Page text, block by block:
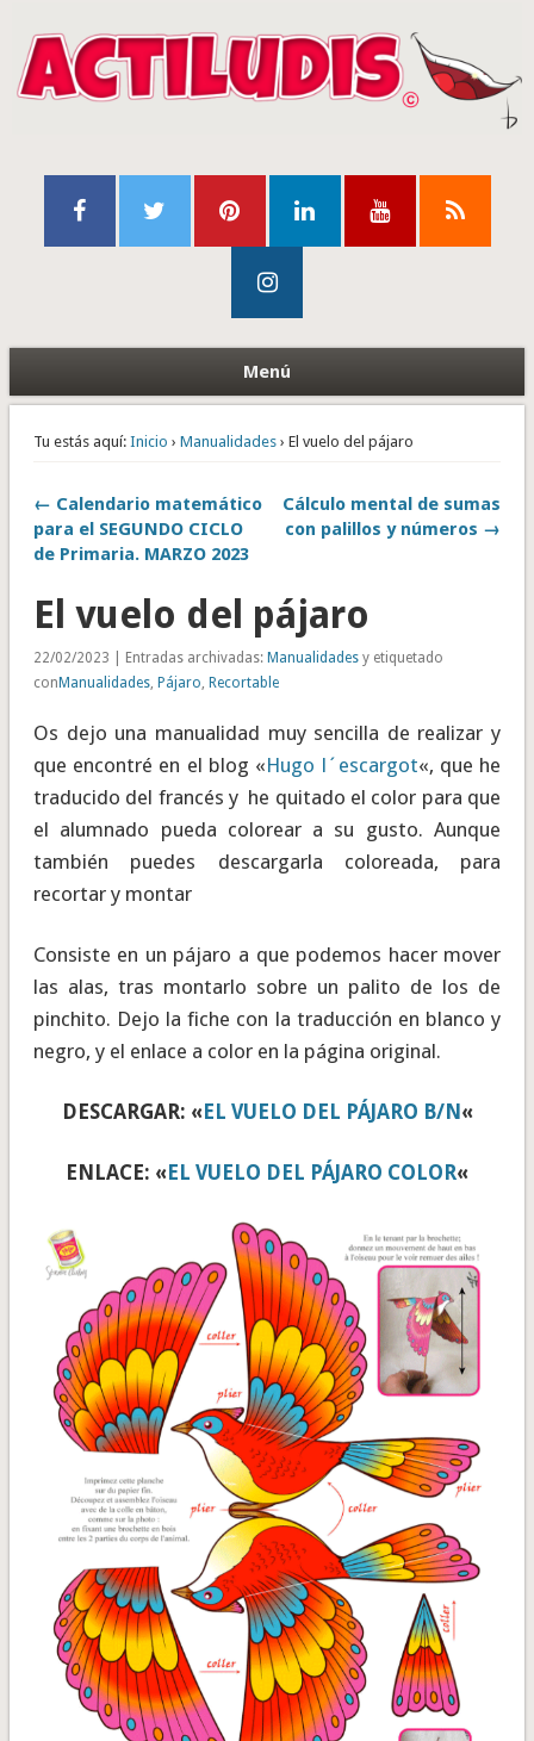
Menú
Tu estás aquí: Inicio › Manualidades› El vuelo del pájaro
← Calendario matemático
para el SEGUNDO CICLO
de Primaria. MARZO 2023
Cálculo mental de sumas
con palillos y números →
El vuelo del pájaro
22/02/2023 | Entradas archivadas: Manualidadesy etiquetado
con Manualidades, Pájaro, Recortable
Os dejo una manualidad muy sencilla de realizar y
que encontré en el blog «Hugo l´escargot«, que he
traducido del francés y he quitado el color para que
el alumnado pueda colorear a su gusto. Aunque
también puedes descargarla coloreada, para
recortar y montar
Consiste en un pájaro a que podemos hacer mover
las alas, tras montarlo sobre un palito de los de
pinchito. Dejo la fiche con la traducción en blanco y
negro, y el enlace a color en la página original.
DESCARGAR: «EL VUELO DEL PÁJARO B/N «
ENLACE: « EL VUELO DEL PÁJARO COLOR«